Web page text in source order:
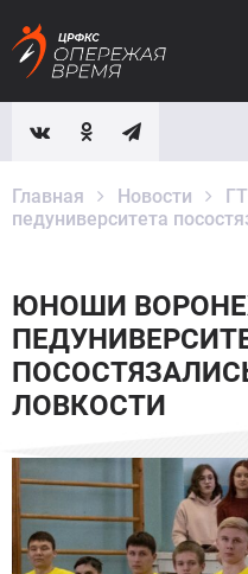
Главная Новости
педуниверситета
ЮНОШИ
ЛОВКОСТИ